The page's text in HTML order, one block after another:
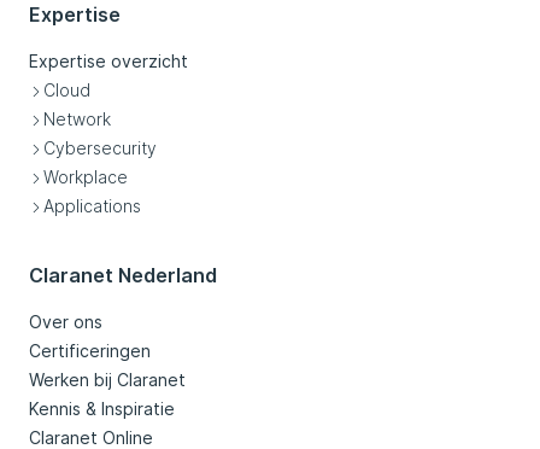
Expertise
Expertise overzicht
Cloud
Network
Cybersecurity
Workplace
Applications
Claranet Nederland
Over ons
Certificeringen
Werken bij Claranet
Kennis & Inspiratie
Claranet Online